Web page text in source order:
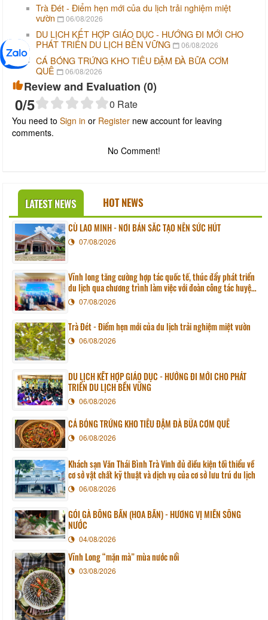
Trà Đét - Điểm hẹn mới của du lịch trải nghiệm miệt
vườn
06/08/2026
DU LỊCH KẾT HỢP GIÁO DỤC - HƯỚNG ĐI MỚI CHO
PHÁT TRIỂN DU LỊCH BỀN VỮNG
06/08/2026
CÁ BÓNG TRỨNG KHO TIÊU ĐẬM ĐÀ BỮA CƠM
QUÊ
06/08/2026
Review and Evaluation (0)
0/5 0 Rate
You need to Sign in or Register new account for leaving
comments.
No Comment!
LATEST NEWS HOT NEWS
CÙ LAO MINH - NƠI BẢN SẮC TẠO NÊN SỨC HÚT
07/08/2026
Vĩnh long tăng cường hợp tác quốc tế, thúc đẩy phát triển
du lịch qua chương trình làm việc với đoàn công tác huyện
Sunchang (Hàn quốc)
07/08/2026
Trà Đét - Điểm hẹn mới của du lịch trải nghiệm miệt vườn
06/08/2026
DU LỊCH KẾT HỢP GIÁO DỤC - HƯỚNG ĐI MỚI CHO PHÁT
TRIỂN DU LỊCH BỀN VỮNG
06/08/2026
CÁ BÓNG TRỨNG KHO TIÊU ĐẬM ĐÀ BỮA CƠM QUÊ
06/08/2026
Khách sạn Văn Thái Bình Trà Vinh đủ điều kiện tối thiểu về
cơ sở vật chất kỹ thuật và dịch vụ của cơ sở lưu trú du lịch
06/08/2026
GỎI GÀ BÔNG BẦN (HOA BẦN) - HƯƠNG VỊ MIỀN SÔNG
NƯỚC
04/08/2026
Vĩnh Long “mặn mà” mùa nước nổi
03/08/2026